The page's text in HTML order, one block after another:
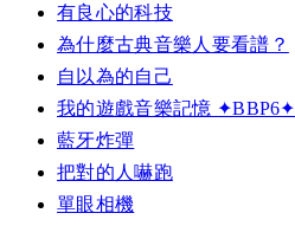
有良心的科技
為什麼古典音樂人要看譜？
自以為的自己
我的遊戲音樂記憶 ✦BBP6✦
藍牙炸彈
把對的人嚇跑
單眼相機